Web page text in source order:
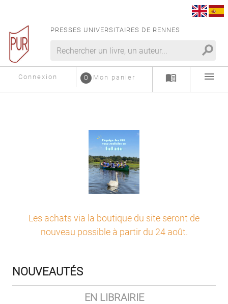
PRESSES UNIVERSITAIRES DE RENNES
search
Connexion Mon panier
0 menu_book menu
Les achats via la boutique du site seront de
nouveau possible à partir du 24 août.
NOUVEAUTÉS
EN LIBRAIRIE